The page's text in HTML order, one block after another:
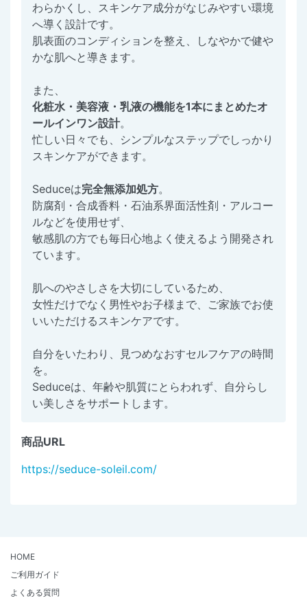
わらかくし、スキンケア成分がなじみやすい環境
へ導く設計です。
肌表面のコンディションを整え、しなやかで健や
かな肌へと導きます。
また、
化粧水・美容液・乳液の機能を1本にまとめたオ
ールインワン設計。
忙しい日々でも、シンプルなステップでしっかり
スキンケアができます。
Seduceは完全無添加処方。
防腐剤・合成香料・石油系界面活性剤・アルコー
ルなどを使用せず、
敏感肌の方でも毎日心地よく使えるよう開発され
ています。
肌へのやさしさを大切にしているため、
女性だけでなく男性やお子様まで、ご家族でお使
いいただけるスキンケアです。
自分をいたわり、見つめなおすセルフケアの時間
を。
Seduceは、年齢や肌質にとらわれず、自分らし
い美しさをサポートします。
商品URL
https://seduce-soleil.com/
HOME
ご利用ガイド
よくある質問